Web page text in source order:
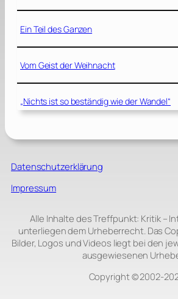
Ein Teil des Ganzen
Vom Geist der Weihnacht
„Nichts ist so beständig wie der Wandel“
Datenschutzerklärung
Impressum
Alle Inhalte des Treffpunkt: Kritik –
unterliegen dem Urheberrecht. Das
Bilder, Logos und Videos liegt bei den
ausgewiesenen
Copyright ©